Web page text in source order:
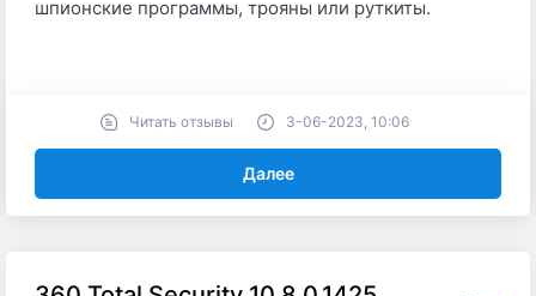
шпионские программы, трояны или руткиты.
Далее
Читать отзывы 3-06-2023, 10:06